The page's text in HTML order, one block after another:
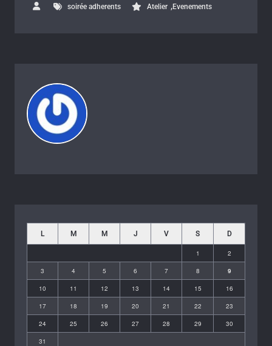
soirée adherents Atelier ,Evenements
L M M J V S D
1 2
3 4 5 6 7 8 9
10 11 12 13 14 15 16
17 18 19 20 21 22 23
24 25 26 27 28 29 30
31